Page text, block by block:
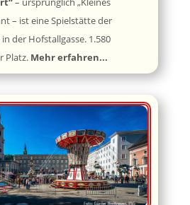
– ist eine Spielstätte der
der Hofstallgasse. 1.580
Platz. Mehr erfahren...